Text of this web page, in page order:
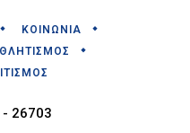
ΚΟΙΝΩΝΙΑ
26703